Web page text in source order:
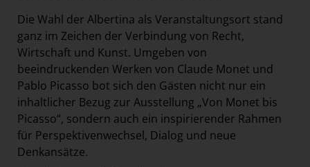
Die Wahl der Albertina als Veranstaltungsort stand
ganz im Zeichen der Verbindung von Recht,
Wirtschaft und Kunst. Umgeben von
beeindruckenden Werken von Claude Monet und
Pablo Picasso bot sich den Gästen nicht nur ein
inhaltlicher Bezug zur Ausstellung „Von Monet bis
Picasso“, sondern auch ein inspirierender Rahmen
für Perspektivenwechsel, Dialog und neue
Denkansätze.